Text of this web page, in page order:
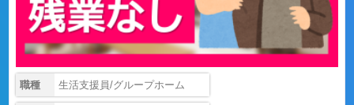
職種 生活支援員/グループホーム